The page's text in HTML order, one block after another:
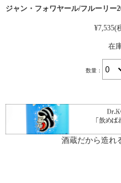
ジャン・フォワヤール/フルーリー
¥7,535(
在
数量：
酒蔵だから造れ